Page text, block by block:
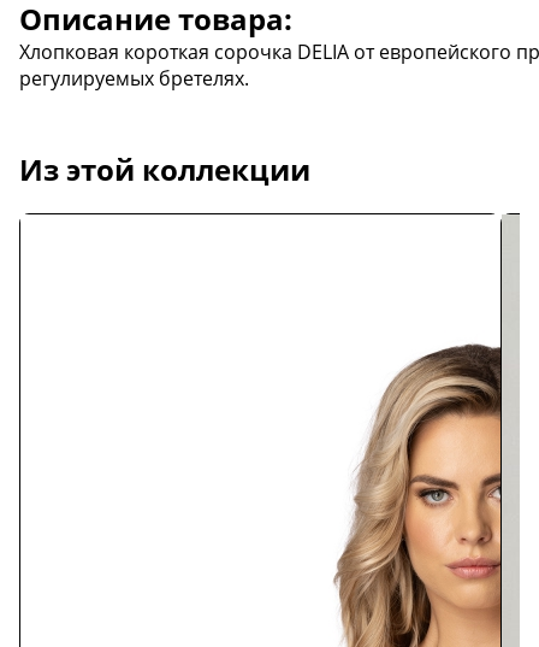
Описание товара:
Хлопковая короткая сорочка DELIA от европейского
регулируемых бретелях.
Из этой коллекции